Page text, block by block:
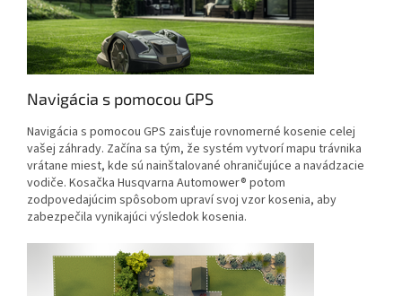
Navigácia s pomocou GPS
Navigácia s pomocou GPS zaisťuje rovnomerné kosenie celej
vašej záhrady. Začína sa tým, že systém vytvorí mapu trávnika
vrátane miest, kde sú nainštalované ohraničujúce a navádzacie
vodiče. Kosačka Husqvarna Automower® potom
zodpovedajúcim spôsobom upraví svoj vzor kosenia, aby
zabezpečila vynikajúci výsledok kosenia.